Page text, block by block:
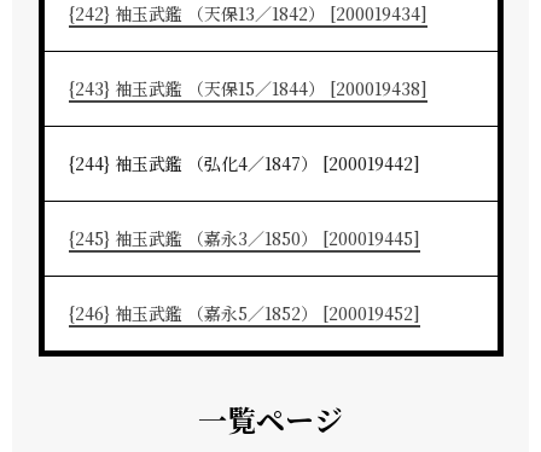
{242} 袖玉武鑑 （天保13／1842） [200019434]
{243} 袖玉武鑑 （天保15／1844） [200019438]
{244} 袖玉武鑑 （弘化4／1847） [200019442]
{245} 袖玉武鑑 （嘉永3／1850） [200019445]
{246} 袖玉武鑑 （嘉永5／1852） [200019452]
一覧ページ